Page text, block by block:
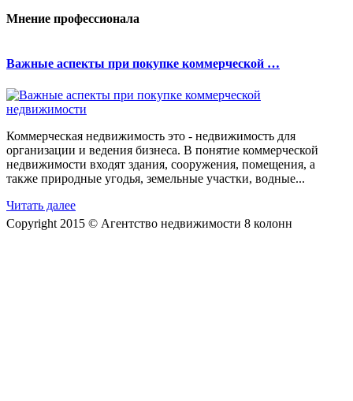
Мнение профессионала
Важные аспекты при покупке коммерческой …
Коммерческая недвижимость это - недвижимость для
организации и ведения бизнеса. В понятие коммерческой
недвижимости входят здания, сооружения, помещения, а
также природные угодья, земельные участки, водные...
Читать далее
Copyright 2015 © Агентство недвижимости 8 колонн